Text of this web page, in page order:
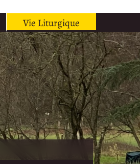
Vie Liturgique